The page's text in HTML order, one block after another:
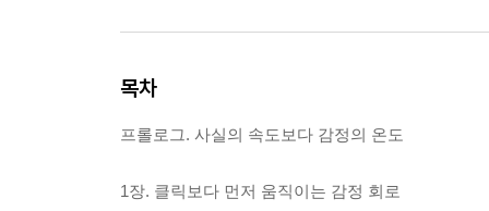
목차
프롤로그. 사실의 속도보다 감정의 온도
1장. 클릭보다 먼저 움직이는 감정 회로